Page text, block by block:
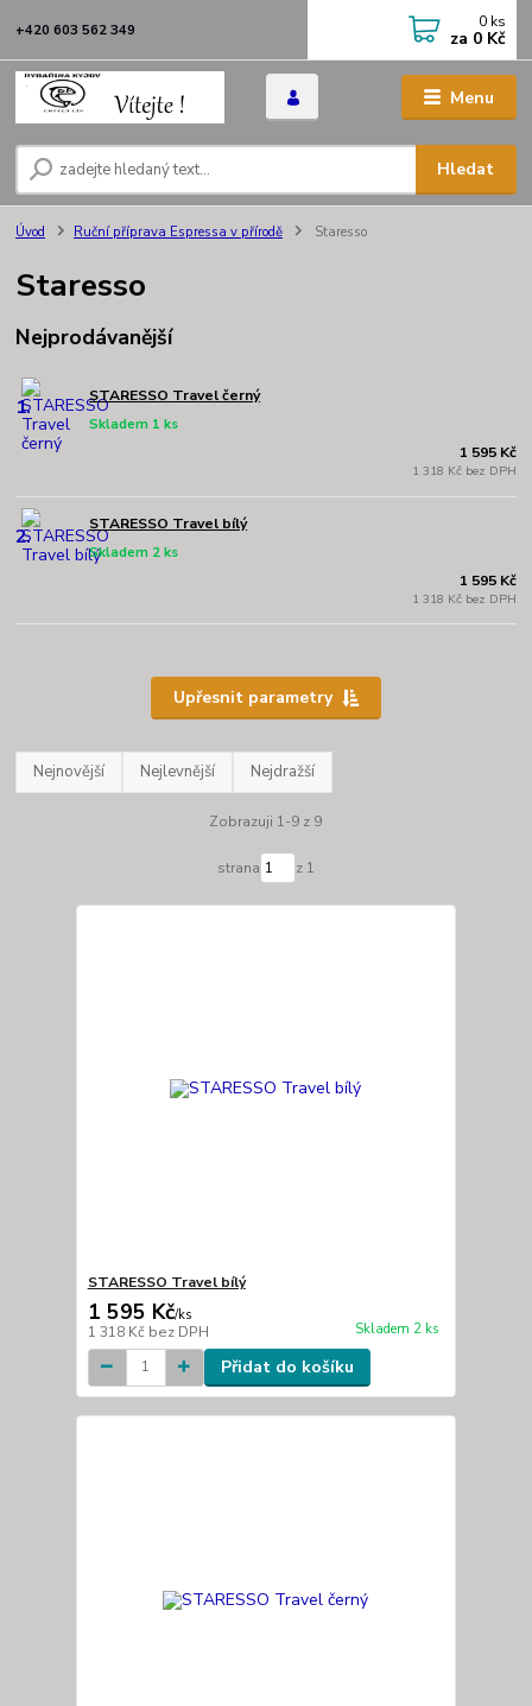
Menu
Hledat
+420 603 562 349 0 ks
za 0 Kč
Úvod Ruční příprava Espressa v přírodě Staresso
Staresso
Nejprodávanější
1. STARESSO Travel černý
Skladem 1 ks
1 595 Kč
1 318 Kč bez DPH
2. STARESSO Travel bílý
Skladem 2 ks
1 595 Kč
1 318 Kč bez DPH
Upřesnit parametry
Nejnovější Nejlevnější Nejdražší
Zobrazuji 1-9 z 9
strana z 1
STARESSO Travel bílý
1 595 Kč/ks
1 318 Kč bez DPH Skladem 2 ks
Přidat do košíku